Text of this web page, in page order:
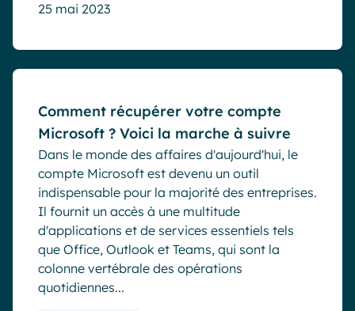
25 mai 2023
Comment récupérer votre compte
Microsoft ? Voici la marche à suivre
Dans le monde des affaires d'aujourd'hui, le
compte Microsoft est devenu un outil
indispensable pour la majorité des entreprises.
Il fournit un accès à une multitude
d'applications et de services essentiels tels
que Office, Outlook et Teams, qui sont la
colonne vertébrale des opérations
quotidiennes...